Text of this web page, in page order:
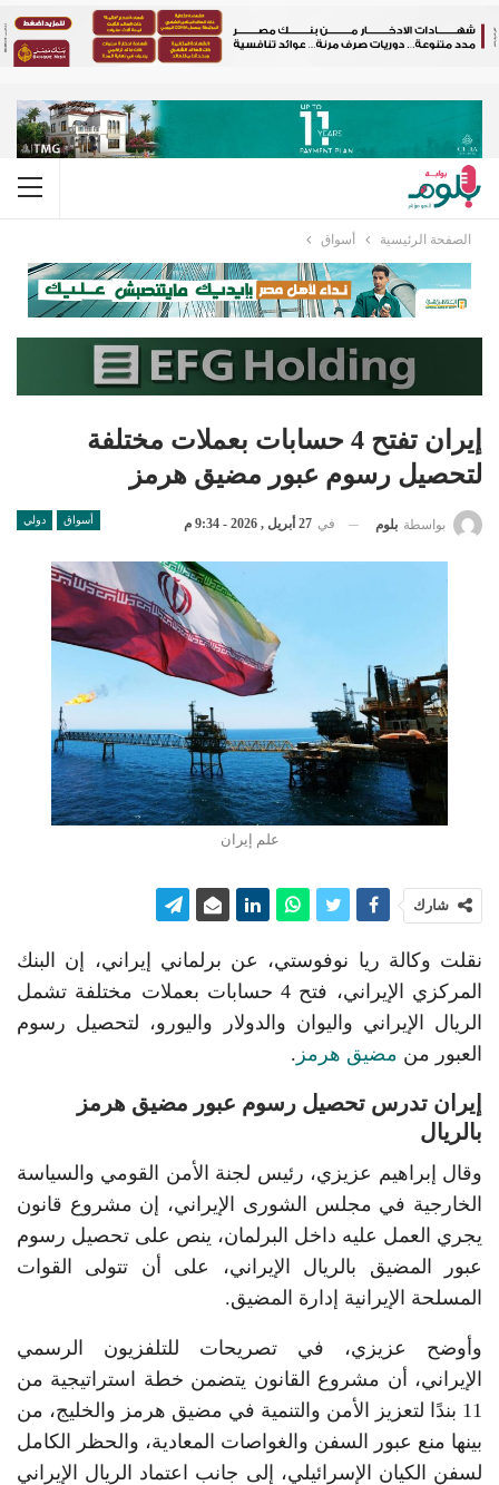
الصفحة الرئيسية أسواق
إيران تفتح 4 حسابات بعملات مختلفة
لتحصيل رسوم عبور مضيق هرمز
أسواق دولي بواسطة بلوم في 27 أبريل , 2026 - 9:34 م
علم إيران
شارك
نقلت وكالة ريا نوفوستي، عن برلماني إيراني، إن البنك
المركزي الإيراني، فتح 4 حسابات بعملات مختلفة تشمل
الريال الإيراني واليوان والدولار واليورو، لتحصيل رسوم
العبور من مضيق هرمز .
إيران تدرس تحصيل رسوم عبور مضيق هرمز
بالريال
وقال إبراهيم عزيزي، رئيس لجنة الأمن القومي والسياسة
الخارجية في مجلس الشورى الإيراني، إن مشروع قانون
يجري العمل عليه داخل البرلمان، ينص على تحصيل رسوم
عبور المضيق بالريال الإيراني، على أن تتولى القوات
المسلحة الإيرانية إدارة المضيق.
وأوضح عزيزي، في تصريحات للتلفزيون الرسمي
الإيراني، أن مشروع القانون يتضمن خطة استراتيجية من
11 بندًا لتعزيز الأمن والتنمية في مضيق هرمز والخليج، من
بينها منع عبور السفن والغواصات المعادية، والحظر الكامل
لسفن الكيان الإسرائيلي، إلى جانب اعتماد الريال الإيراني